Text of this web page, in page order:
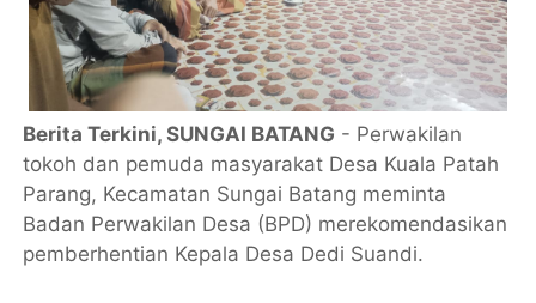
Berita Terkini, SUNGAI BATANG - Perwakilan
tokoh dan pemuda masyarakat Desa Kuala Patah
Parang, Kecamatan Sungai Batang meminta
Badan Perwakilan Desa (BPD) merekomendasikan
pemberhentian Kepala Desa Dedi Suandi.